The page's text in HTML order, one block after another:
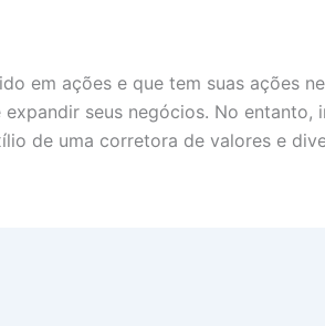
em ações e que tem suas ações
seus negócios. No entanto,
de uma corretora de valores e